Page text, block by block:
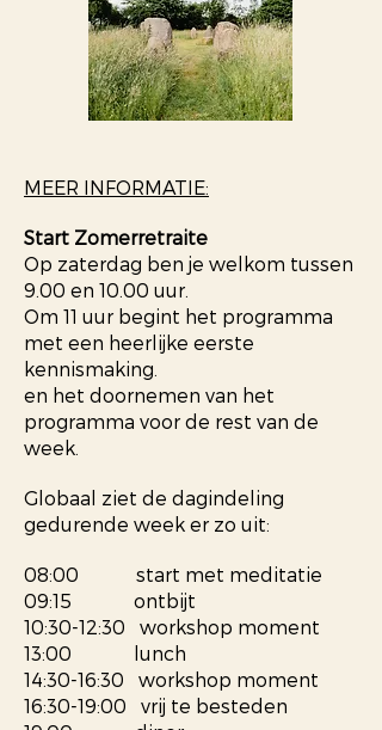
MEER INFORMATIE:
Start Zomerretraite
Op zaterdag ben je welkom tussen
9.00 en 10.00 uur.
Om 11 uur begint het programma
met een heerlijke eerste
kennismaking.
en het doornemen van het
programma voor de rest van de
week.
Globaal ziet de dagindeling
gedurende week er zo uit:
08:00 start met meditatie
09:15 ontbijt
10:30-12:30 workshop moment
13:00 lunch
14:30-16:30 workshop moment
16:30-19:00 vrij te besteden